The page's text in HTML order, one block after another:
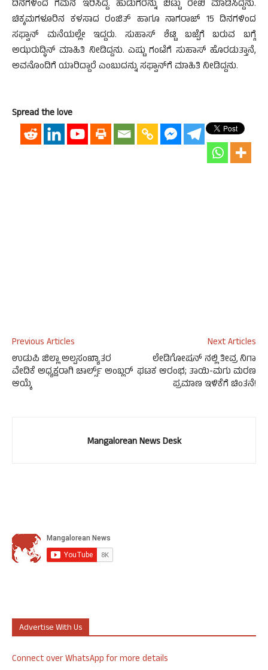
ದಿನಗಳಿಂದ ಗಮನ ಇರಿಸಿದ್ದ. ಹುಡುಗರನ್ನು ಬಿಟ್ಟು ರೇಖಿ ಮಾಡಿಸಿದ್ದನು.
ಚಿಕ್ಕಮಗಳೂರಿನ ಕಳಸಾದ ರಂಜಿತ್ ಹಾಗೂ ನಾಗರಾಜ್ 15 ದಿನಗಳಿಂದ
ಸಫ್ವಾನ್ ಮನೆಯಲ್ಲೇ ಇದ್ದರು. ಸುಹಾಸ್ ಶೆಟ್ಟಿ ಬಜ್ಪೆಗೆ ಬರುವ ಬಗ್ಗೆ
ಅಝರುದ್ಧಿನ್ ಮಾಹಿತಿ ನೀಡಿದ್ದನು. ಎಷ್ಟು ಗಂಟೆಗೆ ಸುಹಾಸ್ ಹೊರಡುತ್ತಾನೆ,
ಅವನೊಂದಿಗೆ ಯಾರಿದ್ದಾರೆ ಎಂಬುದನ್ನು ಸಫ್ವಾನ್​​ಗೆ ಮಾಹಿತಿ ನೀಡಿದ್ದನು.
Spread the love
Previous Articles
ಉಡುಪಿ ಜಿಲ್ಲಾ ಅಲ್ಪಸಂಖ್ಯಾತರ
ವೇದಿಕೆ ಅಧ್ಯಕ್ಷರಾಗಿ ಚಾರ್ಲ್ಸ್ ಅಂಬ್ಲರ್
ಆಯ್ಕೆ
Next Articles
ಲೇಡಿಗೋಷನ್‌ ನಲ್ಲಿ ತೀವ್ರ ನಿಗಾ
ಘಟಕ ಆರಂಭ; ತಾಯಿ-ಮಗು ಮರಣ
ಪ್ರಮಾಣ ಇಳಿಕೆಗೆ ಚಿಂತನೆ!
Mangalorean News Desk
Advertise With Us
Connect over WhatsApp for more details